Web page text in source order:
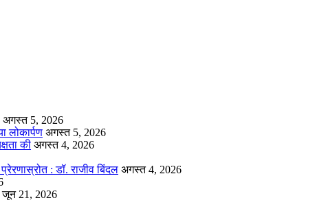
अगस्त 5, 2026
लोकार्पण अगस्त 5, 2026
की अगस्त 4, 2026
: डॉ. राजीव बिंदल अगस्त 4, 2026
जून 21, 2026